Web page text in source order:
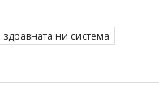
ни система